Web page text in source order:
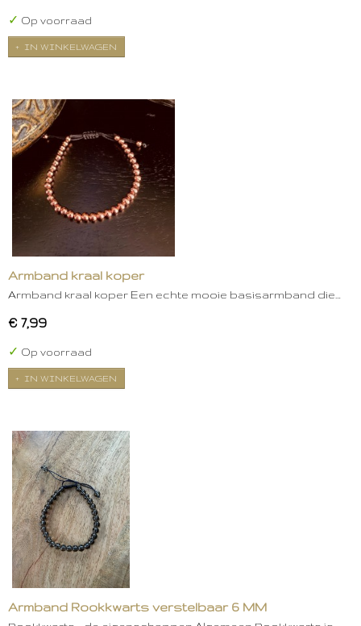
✓ Op voorraad
IN WINKELWAGEN
Armband kraal koper
Armband kraal koper Een echte mooie basisarmband die…
€ 7,99
✓ Op voorraad
IN WINKELWAGEN
Armband Rookkwarts verstelbaar 6 MM